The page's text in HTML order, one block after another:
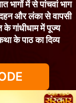
भागों में से पांचवां भाग
और लंका से वापसी
गांधीधाम में पूज्य
के पाठ का दिव्य